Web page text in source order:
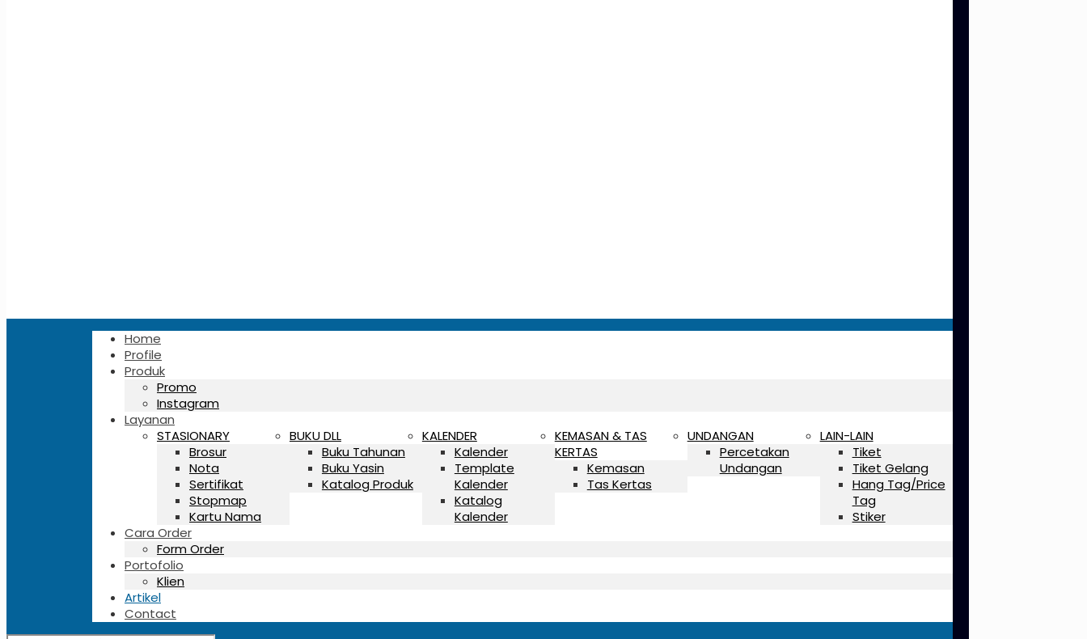
Home
Profile
Produk
Promo
Instagram
Layanan
STASIONARY
Brosur
Nota
Sertifikat
Stopmap
Kartu Nama
BUKU DLL
Buku Tahunan
Buku Yasin
Katalog Produk
KALENDER
Kalender
Template
Kalender
Katalog
Kalender
KEMASAN & TAS
KERTAS
Kemasan
Tas Kertas
UNDANGAN
Percetakan
Undangan
LAIN-LAIN
Tiket
Tiket Gelang
Hang Tag/Price
Tag
Stiker
Cara Order
Form Order
Portofolio
Klien
Artikel
Contact